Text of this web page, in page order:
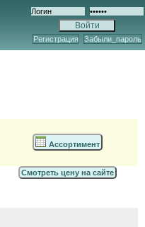
Регистрация Забыли_пароль
Ассортимент
Смотреть цену на сайте